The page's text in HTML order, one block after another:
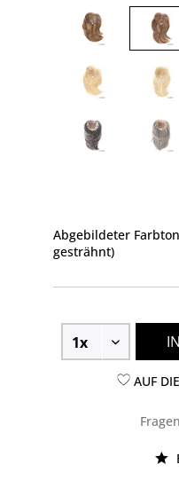
Abgebildeter
gesträhnt)
AUF